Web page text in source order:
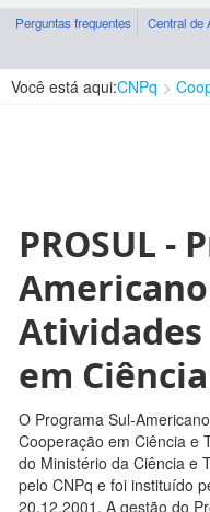
Perguntas frequentes Central de
Você está aqui:CNPq
PROSUL -
Atividades
em
O Programa Sul-
Cooperação em Ciência e
do Ministério da Ciência e
pelo CNPq e foi instituído
20.12.2001. A gestão do